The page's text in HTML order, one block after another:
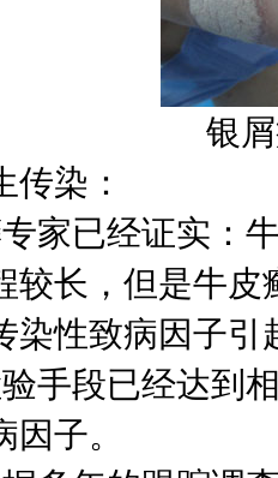
银
染：
家已经证实：
较长，但是牛
染性致病因子引
手段已经达到
子。